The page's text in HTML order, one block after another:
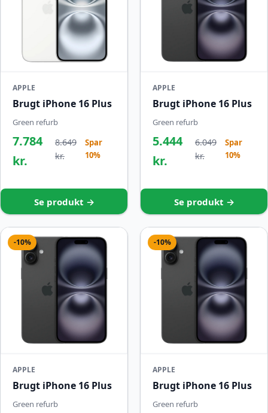
APPLE
Brugt iPhone 16 Plus
Green refurb
7.784
kr.
8.649
kr.
Spar
10%
Se produkt →
APPLE
Brugt iPhone 16 Plus
Green refurb
5.444
kr.
6.049
kr.
Spar
10%
Se produkt →
-10%
APPLE
Brugt iPhone 16 Plus
Green refurb
-10%
APPLE
Brugt iPhone 16 Plus
Green refurb